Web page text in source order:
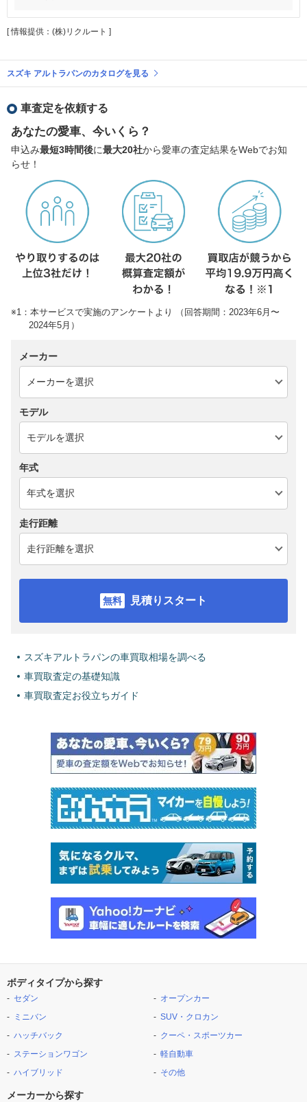
[ 情報提供：(株)リクルート ]
スズキ アルトラパンのカタログを見る
車査定を依頼する
あなたの愛車、今いくら？
申込み最短3時間後に最大20社から愛車の査定結果をWebでお知
らせ！
※1：本サービスで実施のアンケートより （回答期間：2023年6月〜
2024年5月）
メーカー
モデル
年式
走行距離
見積りスタート
スズキアルトラパンの車買取相場を調べる
車買取査定の基礎知識
車買取査定お役立ちガイド
ボディタイプから探す
セダン
ミニバン
ハッチバック
ステーションワゴン
ハイブリッド
オープンカー
SUV・クロカン
クーペ・スポーツカー
軽自動車
その他
メーカーから探す